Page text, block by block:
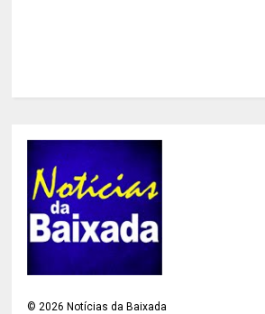
©2026 Notícias da Baixada